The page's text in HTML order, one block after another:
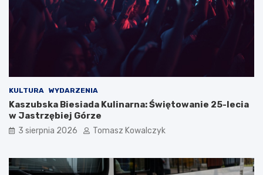
KULTURA WYDARZENIA
Kaszubska Biesiada Kulinarna: Świętowanie 25-lecia
w Jastrzębiej Górze
3 sierpnia 2026 Tomasz Kowalczyk